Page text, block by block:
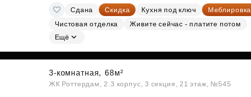
Сдана Скидка Кухня под ключ
Меблировка
Чистовая отделка
Живите сейчас - платите потом
Ещё
3-комнатная, 68м²
ЖК Роттердам, 2.3 корпус, 3 секция, 21 этаж, №545